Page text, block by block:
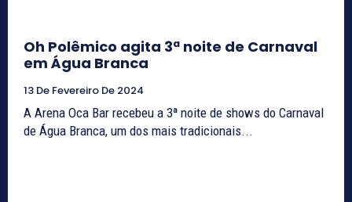
Oh Polêmico agita 3ª noite de Carnaval
em Água Branca
13 De Fevereiro De 2024
A Arena Oca Bar recebeu a 3ª noite de shows do Carnaval
de Água Branca, um dos mais tradicionais...